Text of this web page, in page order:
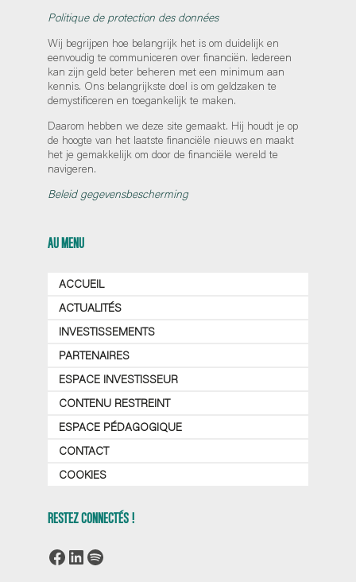
Politique de protection des données
Wij begrijpen hoe belangrijk het is om duidelijk en
eenvoudig te communiceren over financiën. Iedereen
kan zijn geld beter beheren met een minimum aan
kennis. Ons belangrijkste doel is om geldzaken te
demystificeren en toegankelijk te maken.
Daarom hebben we deze site gemaakt. Hij houdt je op
de hoogte van het laatste financiële nieuws en maakt
het je gemakkelijk om door de financiële wereld te
navigeren.
Beleid gegevensbescherming
AU MENU
ACCUEIL
ACTUALITÉS
INVESTISSEMENTS
PARTENAIRES
ESPACE INVESTISSEUR
CONTENU RESTREINT
ESPACE PÉDAGOGIQUE
CONTACT
COOKIES
RESTEZ CONNECTÉS !
Facebook
LinkedIn
Spotify